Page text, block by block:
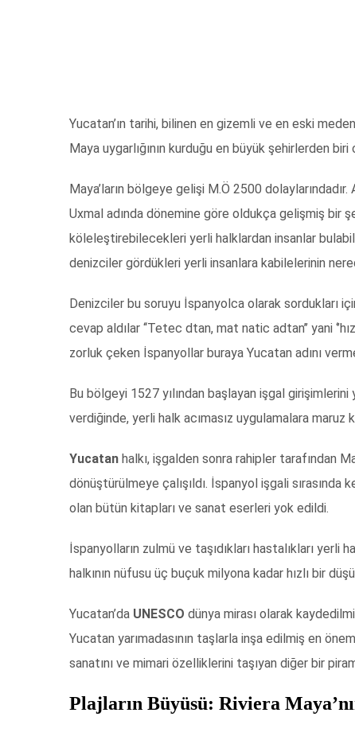
Yucatan’ın tarihi, bilinen en gizemli ve en eski
Maya uygarlığının kurduğu en büyük şehirlerden biri
Maya’ların bölgeye gelişi M.Ö 2500
Uxmal adında dönemine göre oldukça gelişmiş bir
köleleştirebilecekleri yerli halklardan insanlar
denizciler gördükleri yerli insanlara kabilelerinin
Denizciler bu soruyu İspanyolca olarak sordukları
cevap aldılar ‘‘Tetec dtan, mat natic adtan’’ yani
zorluk çeken İspanyollar buraya Yucatan adını
Bu bölgeyi 1527 yılından başlayan işgal
verdiğinde, yerli halk acımasız uygulamalara
Yucatan halkı, işgalden sonra rahipler tarafından
dönüştürülmeye çalışıldı. İspanyol işgali sırasında
olan bütün kitapları ve sanat eserleri yok edildi.
İspanyolların zulmü ve taşıdıkları hastalıkları yerli
halkının nüfusu üç buçuk milyona kadar hızlı bir
Yucatan’da UNESCO dünya mirası olarak
Yucatan yarımadasının taşlarla inşa edilmiş en
sanatını ve mimari özelliklerini taşıyan diğer bir
Plajların Büyüsü: Riviera